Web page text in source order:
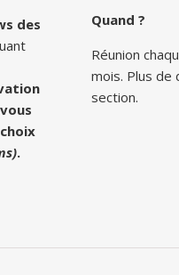
des
.
Quand ?
Réunion
mois. Plus de
section.